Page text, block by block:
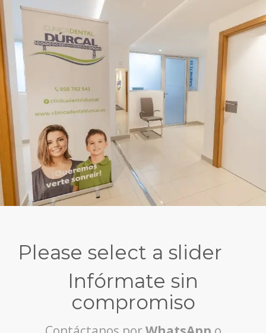
Please select a slider
Infórmate sin
compromiso